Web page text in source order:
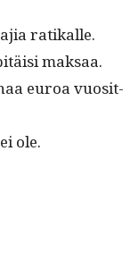
ratikalle.
mak­saa.
euroa vuosit­
ole.